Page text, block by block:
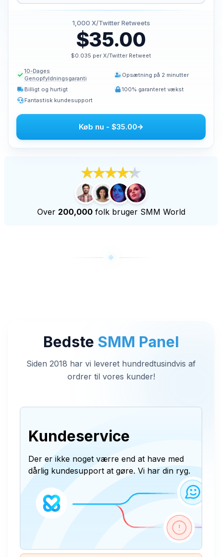
Køb Twitter Likes
Køb visninger på Twitter
Køb Twitter X-videovisninger
Køb Youtube Kommentar Likes
Køb Youtube-likes
Køb visninger på Youtube
Køb Youtube Live Views
Køb Youtube Seertimer
Køb Audiomack afspilninger
Køb LinkedIn Følgere
Køb tiktok live views
1,000 X/Twitter Retweets
$35.00
$0.035 per X/Twitter Retweet
10-Dages
Genopfyldningsgaranti
Opsætning på 2 minutter
Billigt og hurtigt
100% garanteret vækst
Fantastisk kundesupport
Køb nu - $35.00
Over 200,000folk bruger SMM World
Bedste SMM Panel
Siden 2018 har vi leveret hundredtusindvis af
ordrer til vores kunder!
Kundeservice
Der er ikke noget værre end at have med
dårlig kundesupport at gøre. Vi har din ryg.